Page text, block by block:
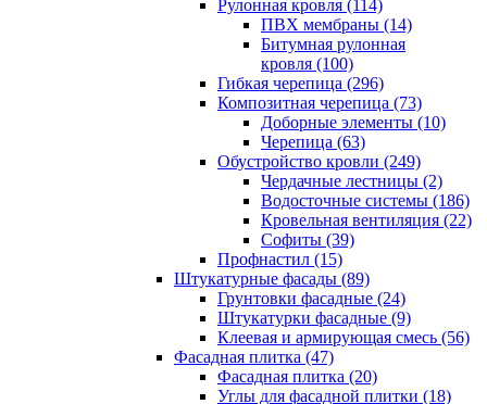
Рулонная кровля (114)
ПВХ мембраны (14)
Битумная рулонная
кровля (100)
Гибкая черепица (296)
Композитная черепица (73)
Доборные элементы (10)
Черепица (63)
Обустройство кровли (249)
Чердачные лестницы (2)
Водосточные системы (186)
Кровельная вентиляция (22)
Cофиты (39)
Профнастил (15)
Штукатурные фасады (89)
Грунтовки фасадные (24)
Штукатурки фасадные (9)
Клеевая и армирующая смесь (56)
Фасадная плитка (47)
Фасадная плитка (20)
Углы для фасадной плитки (18)